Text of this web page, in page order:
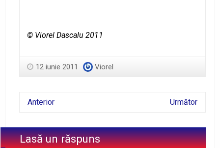
© Viorel Dascalu 2011
12 iunie 2011 Viorel
Anterior Următor
Lasă un răspuns